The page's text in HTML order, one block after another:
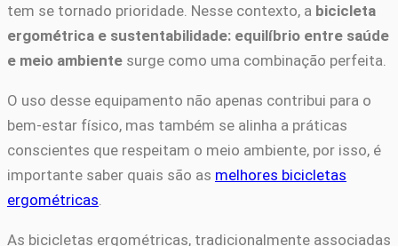
tem se tornado prioridade. Nesse contexto, a bicicleta
ergométrica e sustentabilidade: equilíbrio entre saúde
e meio ambiente surge como uma combinação perfeita.
O uso desse equipamento não apenas contribui para o
bem-estar físico, mas também se alinha a práticas
conscientes que respeitam o meio ambiente, por isso, é
importante saber quais são as melhores bicicletas
ergométricas
As bicicletas ergométricas, tradicionalmente associadas